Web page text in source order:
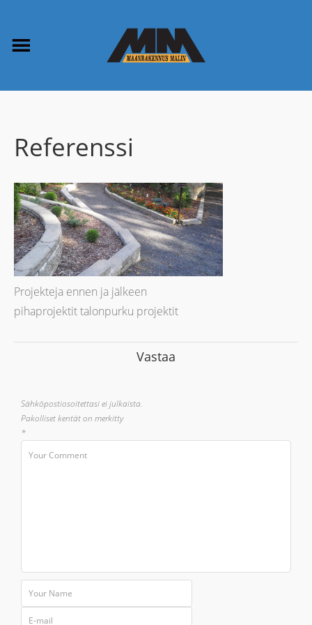
Referenssi
Projekteja ennen ja jälkeen
pihaprojektit talonpurku projektit
Vastaa
Sähköpostiosoitettasi ei julkaista.
Pakolliset kentät on merkitty
*